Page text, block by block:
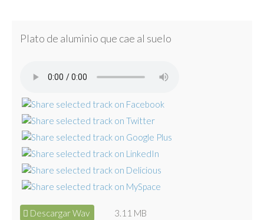
Plato de aluminio que cae al suelo
Descargar Wav 3.11 MB